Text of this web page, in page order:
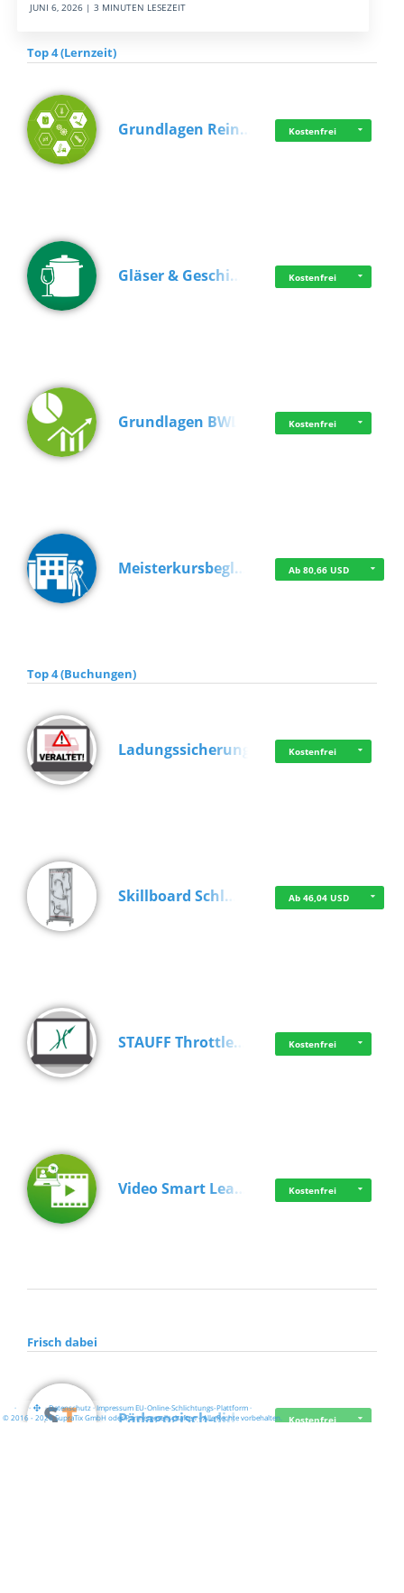
JUNI 6, 2026 | 3 MINUTEN LESEZEIT
Top 4 (Lernzeit)
Grundlagen Rein… Kostenfrei
Gläser & Geschi… Kostenfrei
Grundlagen BWL Kostenfrei
Meisterkursbegl… Ab 80,66 USD
Top 4 (Buchungen)
Ladungssicherung Kostenfrei
Skillboard Schl… Ab 46,04 USD
STAUFF Throttle… Kostenfrei
Video Smart Lea… Kostenfrei
Frisch dabei
Pädagogisch-did… Kostenfrei
· · ·Datenschutz·Impressum EU-Online-Schlichtungs-Plattform·
© 2016 - 2026 SupraTix GmbH oder Partnergesellschaften - Alle Rechte vorbehalten.